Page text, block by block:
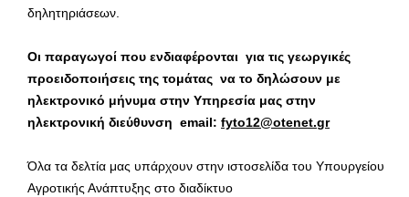
δηλητηριάσεων.
Οι παραγωγοί που ενδιαφέρονται για τις γεωργικές
προειδοποιήσεις της τομάτας να το δηλώσουν με
ηλεκτρονικό μήνυμα στην Υπηρεσία μας στην
ηλεκτρονική διεύθυνση email: fyto12@otenet.gr
Όλα τα δελτία μας υπάρχουν στην ιστοσελίδα του Υπουργείου
Αγροτικής Ανάπτυξης στο διαδίκτυο